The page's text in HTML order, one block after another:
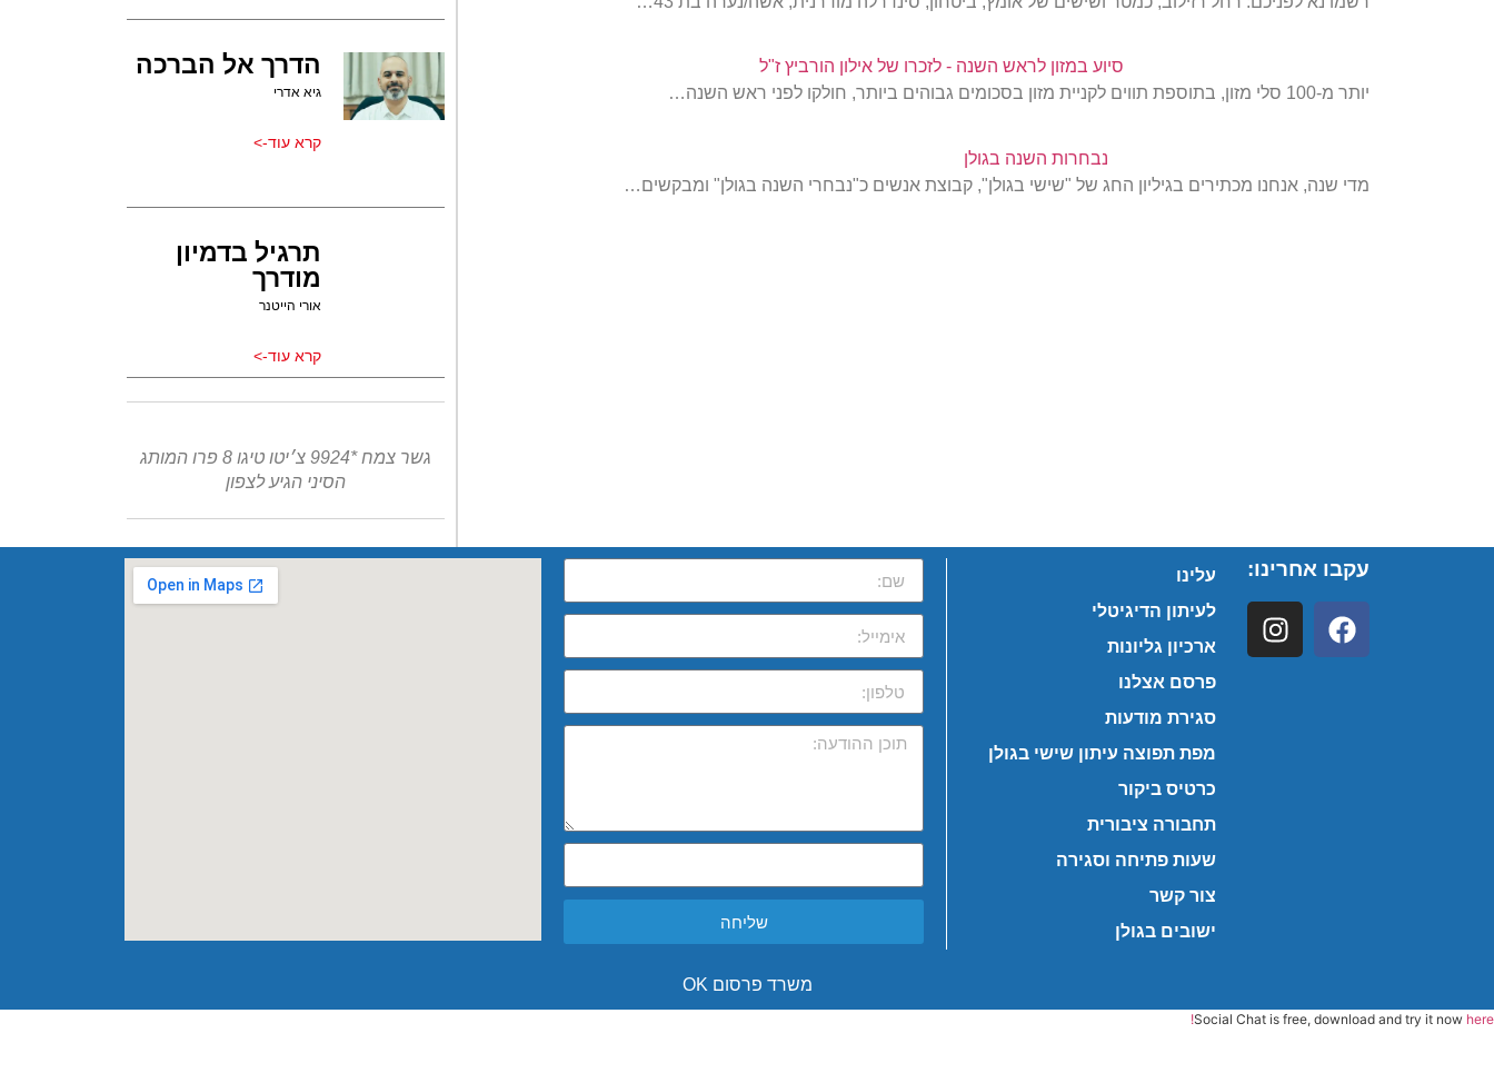
סיוע במזון לראש השנה - לזכרו של אילון הורביץ ז"ל
יותר מ-100 סלי מזון, בתוספת תווים לקניית מזון בסכומים גבוהים ביותר, חולקו לפני ראש השנה…
נבחרות השנה בגולן
מדי שנה, אנחנו מכתירים בגיליון החג של "שישי בגולן", קבוצת אנשים כ"נבחרי השנה בגולן" ומבקשים…
הדרך אל הברכה
גיא אדרי
קרא עוד->
תרגיל בדמיון
מודרך
אורי הייטנר
קרא עוד->
גשר צמח *9924 צ׳יטו טיגו 8 פרו המותג
הסיני הגיע לצפון
עקבו אחרינו:
עלינו
לעיתון הדיגיטלי
ארכיון גליונות
פרסם אצלנו
סגירת מודעות
מפת תפוצה עיתון שישי בגולן
כרטיס ביקור
תחבורה ציבורית
שעות פתיחה וסגירה
צור קשר
ישובים בגולן
שליחה
משרד פרסום OK
Social Chat is free, download and try it now here!